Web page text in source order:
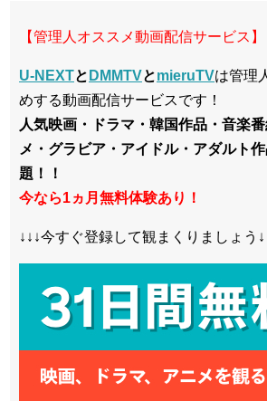
【管理人オススメ動画配信サービス】
U-NEXTと DMMTVとmieruTVは管理
めする動画配信サービスです！
人気映画・ドラマ・韓国作品・音楽
メ・グラビア・アイドル・アダルト
題！！
今なら1ヵ月無料体験あり！
↓↓↓今すぐ登録して観まくりましょう